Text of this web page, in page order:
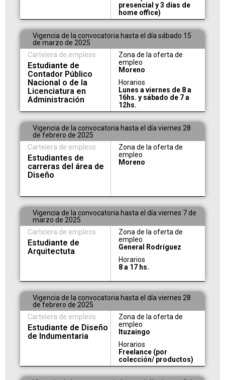
presencial y 3 días de
home office)
Vigencia de la convocatoria hasta el día sábado 15
de marzo de 2025
Cartelera de empleos
Estudiante de
Contador Público
Nacional o de la
Licenciatura en
Administración
Zona de la oferta de
empleo
Moreno
Horarios
Lunes a viernes de 8 a
16hs. y sábado de 7 a
12hs.
Vigencia de la convocatoria hasta el día viernes 28
de febrero de 2025
Cartelera de empleos
Estudiantes de
carreras del área de
Diseño
Zona de la oferta de
empleo
Moreno
Vigencia de la convocatoria hasta el día viernes 7 de
marzo de 2025
Cartelera de empleos
Estudiante de
Arquitectuta
Zona de la oferta de
empleo
General Rodríguez
Horarios
8 a 17 hs.
Vigencia de la convocatoria hasta el día viernes 28
de febrero de 2025
Cartelera de empleos
Estudiante de Diseño
de Indumentaria
Zona de la oferta de
empleo
Ituzaingo
Horarios
Freelance (por
colección/ productos)